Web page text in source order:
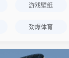
游戏壁纸
劲爆体育